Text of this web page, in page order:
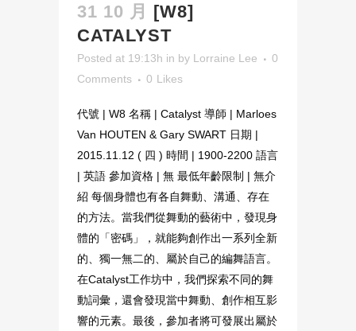
31 10 月 [W8]
CATALYST
Posted at 19:13h in by Lorraine Lee
0
Comments
0 Likes
代號 | W8 名稱 | Catalyst 導師 | Marloes
Van HOUTEN & Gary SWART 日期 |
2015.11.12 ( 四 ) 時間 | 1900-2200 語言
| 英語 參加資格 | 無 最低年齡限制 | 無介
紹 每個身體也有各自舞動、溝通、存在
的方法。當我們從舞動的藝術中，發現身
體的「密碼」，就能夠創作出一系列全新
的、獨一無二的、屬於自己的編舞語言。
在Catalyst工作坊中，我們探索不同的舞
動詞彙，還會發現當中舞動、創作相互影
響的元素。最後，參加者將可發展出屬於